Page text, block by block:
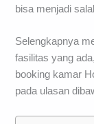
bisa menjadi
Selengkapnya
fasilitas yang
booking kamar
pada ulasan